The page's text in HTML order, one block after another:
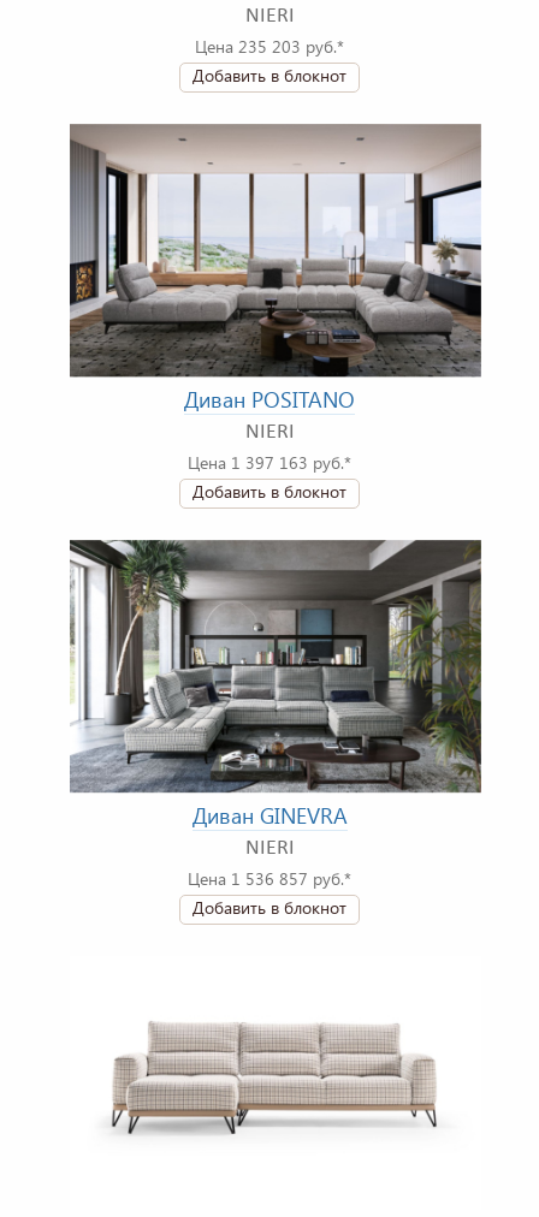
NIERI
Цена 235 203 руб.*
Добавить в блокнот
Диван POSITANO
NIERI
Цена 1 397 163 руб.*
Добавить в блокнот
Диван GINEVRA
NIERI
Цена 1 536 857 руб.*
Добавить в блокнот